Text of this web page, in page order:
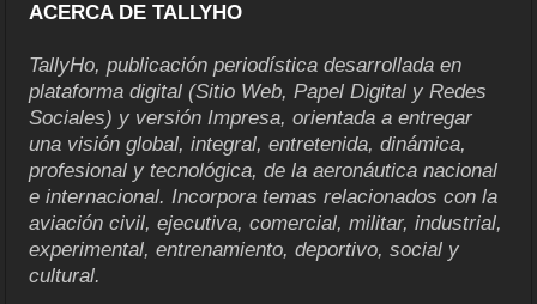
ACERCA DE TALLYHO
TallyHo, publicación periodística desarrollada en
plataforma digital (Sitio Web, Papel Digital y Redes
Sociales) y versión Impresa, orientada a entregar
una visión global, integral, entretenida, dinámica,
profesional y tecnológica, de la aeronáutica nacional
e internacional. Incorpora temas relacionados con la
aviación civil, ejecutiva, comercial, militar, industrial,
experimental, entrenamiento, deportivo, social y
cultural.